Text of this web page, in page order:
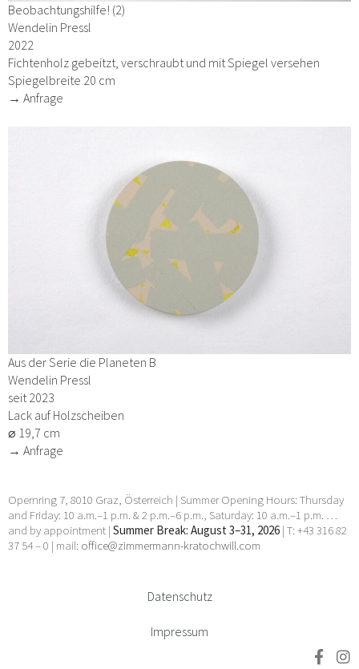
Beobachtungshilfe! (2)
Wendelin Pressl
2022
Fichtenholz gebeitzt, verschraubt und mit Spiegel versehen
Spiegelbreite 20 cm
→ Anfrage
Aus der Serie die Planeten B
Wendelin Pressl
seit 2023
Lack auf Holzscheiben
⌀ 19,7 cm
→ Anfrage
Opernring 7, 8010 Graz, Österreich | Summer Opening Hours: Thursday
and Friday: 10 a.m.–1 p.m. & 2 p.m.–6 p.m., Saturday: 10 a.m.–1 p.m. …
and by appointment | Summer Break: August 3–31, 2026 | T: +43 316 82
37 54 – 0 | mail: office@zimmermann-kratochwill.com
Datenschutz
Impressum